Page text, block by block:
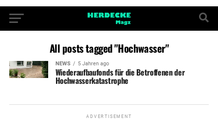
All posts tagged "Hochwasser"
NEWS 5 Jahren ago
Wiederaufbaufonds für die Betroffenen der
Hochwasserkatastrophe
ADVERTISEMENT